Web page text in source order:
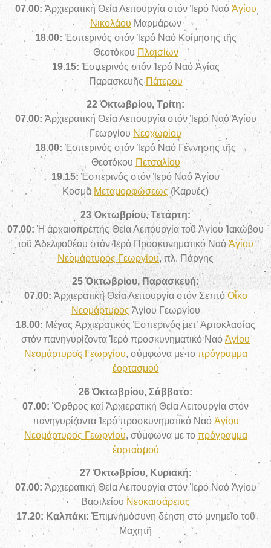
07.00: Ἀρχιερατική Θεία Λειτουργία στόν Ἱερό ΝαόἉγίου
Νικολάου Μαρμάρων
18.00: Ἑσπερινός στόν Ἱερό Ναό Κοίμησης τῆς
Θεοτόκου Πλαισίων
19.15: Ἑσπερινός στόν Ἱερό Ναό Ἁγίας
ΠαρασκευῆςΠάτερου
22 Ὀκτωβρίου, Τρίτη:
07.00: Ἀρχιερατική Θεία Λειτουργία στόν Ἱερό Ναό Ἁγίου
Γεωργίου Νεοχωρίου
18.00: Ἑσπερινός στόν Ἱερό Ναό Γέννησης τῆς
Θεοτόκου Πετσαλίου
19.15: Ἑσπερινός στόν Ἱερό Ναό Ἁγίου
Κοσμᾶ Μεταμορφώσεως (Καρυές)
23 Ὀκτωβρίου, Τετάρτη:
07.00: Ἡ ἀρχαιοπρεπής Θεία Λειτουργία τοῦ Ἁγίου Ἰακώβου
τοῦ Ἀδελφοθέου στόν Ἱερό Προσκυνηματικό ΝαόἉγίου
Νεομάρτυρος Γεωργίου, πλ. Πάργης
25 Ὀκτωβρίου, Παρασκευή:
07.00: Ἀρχιερατική Θεία Λειτουργία στόν Σεπτό Οἶκο
Νεομάρτυρος Ἁγίου Γεωργίου
18.00: Μέγας Ἀρχιερατικός Ἑσπερινός μετ’ Ἀρτοκλασίας
στόν πανηγυρίζοντα Ἱερό προσκυνηματικό ΝαόἉγίου
Νεομάρτυρος Γεωργίου, σύμφωνα με το πρόγραμμα
ἑορτασμού
26 Ὀκτωβρίου, Σάββατο:
07.00: Ὄρθρος καί Ἀρχιερατική Θεία Λειτουργία στόν
πανηγυρίζοντα Ἱερό προσκυνηματικό ΝαόἉγίου
Νεομάρτυρος Γεωργίου, σύμφωνα με το πρόγραμμα
ἑορτασμού
27 Ὀκτωβρίου, Κυριακή:
07.00: Ἀρχιερατική Θεία Λειτουργία στόνἹερό Ναό Ἁγίου
Βασιλείου Νεοκαισάρειας
17.20: Καλπάκι: Ἐπιμνημόσυνη δέηση στό μνημεῖο τοῦ
Μαχητῆ